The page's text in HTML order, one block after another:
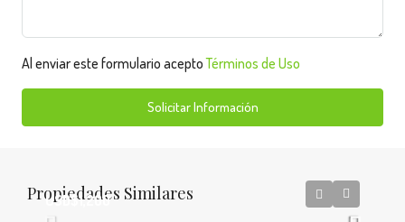
Al enviar este formulario aceptoTérminos de Uso
Solicitar Información
Propiedades Similares
USD$1,200